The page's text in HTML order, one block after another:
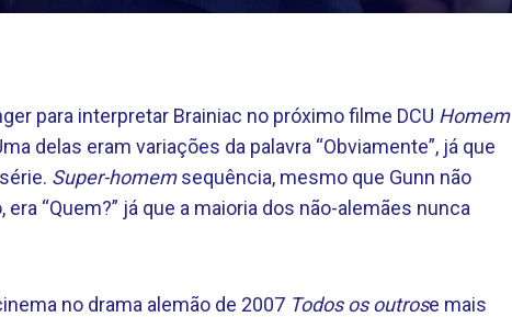
para interpretar Brainiac no próximo filme DCU Homem
delas eram variações da palavra “Obviamente”, já que
Super-homemsequência, mesmo que Gunn não
“Quem?” já que a maioria dos não-alemães nunca
no drama alemão de 2007 Todos os outrose mais